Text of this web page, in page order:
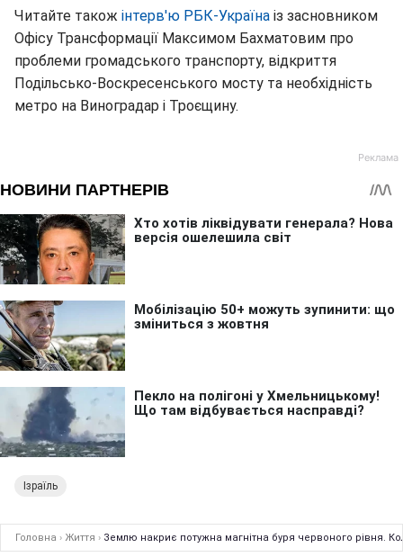
Читайте також інтерв'ю РБК-Україна із засновником
Офісу Трансформації Максимом Бахматовим про
проблеми громадського транспорту, відкриття
Подільсько-Воскресенського мосту та необхідність
метро на Виноградар і Троєщину.
Ізраїль
Головна › Життя › Землю накриє потужна магнітна буря червоного рівня.